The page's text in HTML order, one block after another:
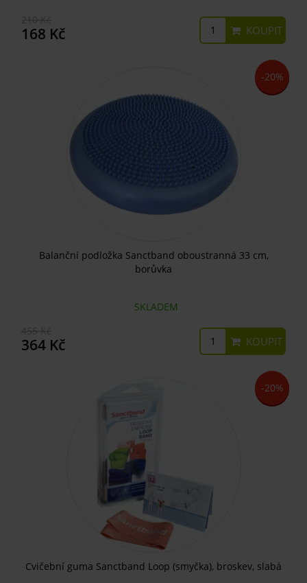
168 Kč KOUPIT
-20%
Balanční podložka Sanctband oboustranná 33 cm,
borůvka
SKLADEM
364 Kč KOUPIT
-20%
Cvičební guma Sanctband Loop (smyčka), broskev, slabá